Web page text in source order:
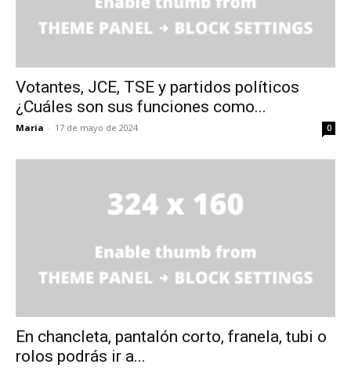
Votantes, JCE, TSE y partidos políticos
¿Cuáles son sus funciones como...
Maria - 17 de mayo de 2024 0
En chancleta, pantalón corto, franela, tubi o
rolos podrás ir a...